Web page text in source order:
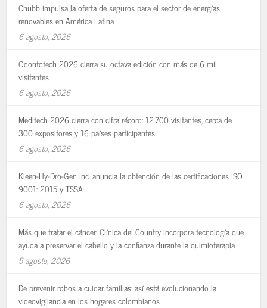
Chubb impulsa la oferta de seguros para el sector de energías
renovables en América Latina
6 agosto, 2026
Odontotech 2026 cierra su octava edición con más de 6 mil
visitantes
6 agosto, 2026
Meditech 2026 cierra con cifra récord: 12.700 visitantes, cerca de
300 expositores y 16 países participantes
6 agosto, 2026
Kleen-Hy-Dro-Gen Inc. anuncia la obtención de las certificaciones ISO
9001: 2015 y TSSA
6 agosto, 2026
Más que tratar el cáncer: Clínica del Country incorpora tecnología que
ayuda a preservar el cabello y la confianza durante la quimioterapia
5 agosto, 2026
De prevenir robos a cuidar familias: así está evolucionando la
videovigilancia en los hogares colombianos